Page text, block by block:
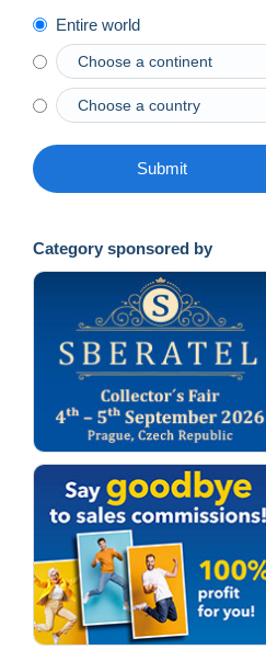
Entire world
Submit
Category sponsored by